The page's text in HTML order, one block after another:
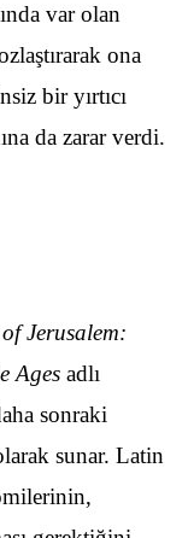
var olan
ona
bir yırtıcı
da zarar verdi.
Jerusalem:
Agesadlı
sonraki
sunar. Latin